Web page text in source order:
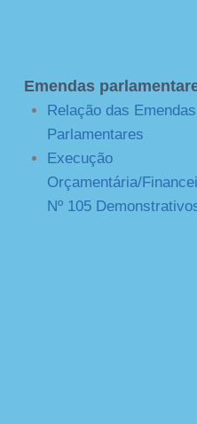
Emendas
Relação das Emendas
Parlamentares
Execução
Orçamentária/
Nº 105